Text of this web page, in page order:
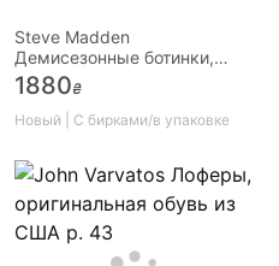
Steve Madden
Демисезонные ботинки,
оригинальная обувь из США
1880₴
Новый | С бирками/в упаковке